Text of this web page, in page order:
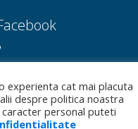
experienta cat mai placuta
despre politica noastra
personal puteti